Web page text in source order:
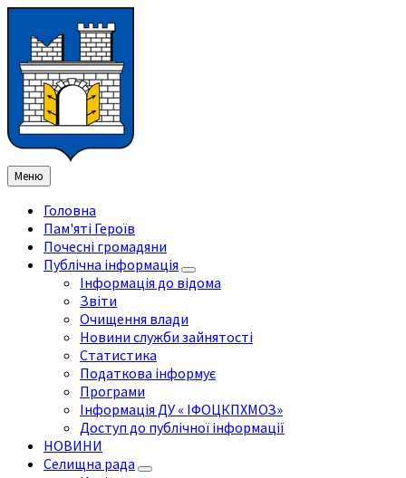
змісту
ліву
бічну
панель
праву
бічну
панель
нижнього
колонтитула
Меню
Головна
Пам'яті Героїв
Почесні громадяни
Публічна інформація
Інформація до відома
Звіти
Очищення влади
Новини служби зайнятості
Статистика
Податкова інформує
Програми
Інформація ДУ « ІФОЦКПХМОЗ»
Доступ до публічної інформації
НОВИНИ
Селищна рада